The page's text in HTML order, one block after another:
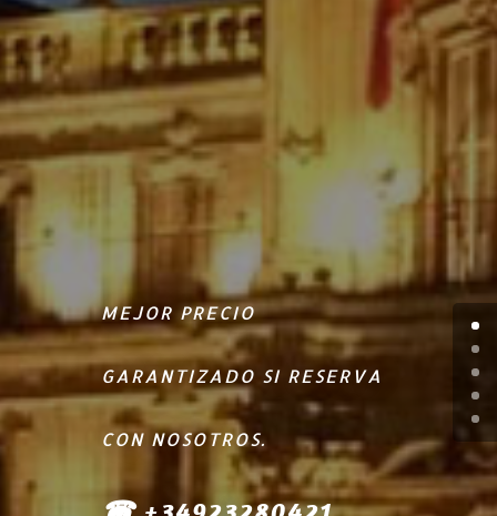
MEJOR PRECIO
GARANTIZADO SI RESERVA
CON NOSOTROS.